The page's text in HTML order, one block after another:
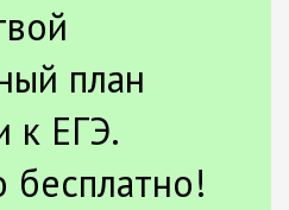
план
к ЕГЭ.